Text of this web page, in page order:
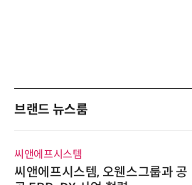
브랜드 뉴스룸
씨앤에프시스템
씨앤에프시스템, 오웬스그룹과 공